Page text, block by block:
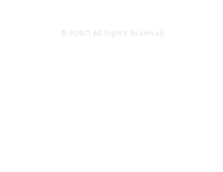
© PONTI All Rights Reserved.